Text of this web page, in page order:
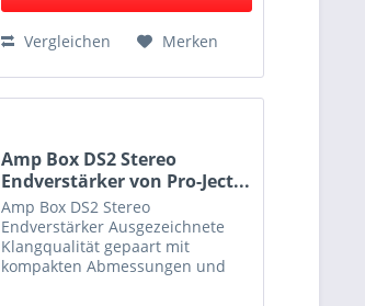
Vergleichen Merken
Amp Box DS2 Stereo
Endverstärker von Pro-Ject...
Amp Box DS2 Stereo
Endverstärker Ausgezeichnete
Klangqualität gepaart mit
kompakten Abmessungen und